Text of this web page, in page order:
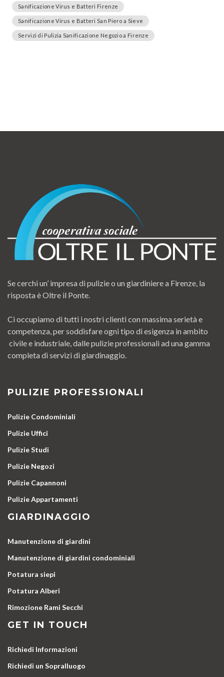
Sanificazione Virus e Batteri Firenze
Sanificazione Virus e Batteri San Piero a Sieve
Servizi di Pulizia Sanificazione Negozio a Firenze
Se cerchi un’ impresa di pulizie o un giardiniere a Firenze, la
risposta è Oltre il Ponte.
Ci occupiamo di tutti i nostri clienti con massima serietà e
competenza, per soddisfare ogni tipo di esigenza in ambito
civile e industriale, dalle pulizie professionali ad una gamma
completa di servizi di giardinaggio.
PULIZIE PROFESSIONALI
Pulizie Condominiali
Pulizie Uffici
Pulizie Studi
Pulizie Negozi
Pulizie Capannoni
Pulizie Appartamenti
GIARDINAGGIO
Manutenzione di giardini
Manutenzione di giardini condominiali
Potatura siepi
Potatura Alberi
Rimozione Rami Secchi
GET IN TOUCH
Richiedi Informazioni
Richiedi un Sopralluogo